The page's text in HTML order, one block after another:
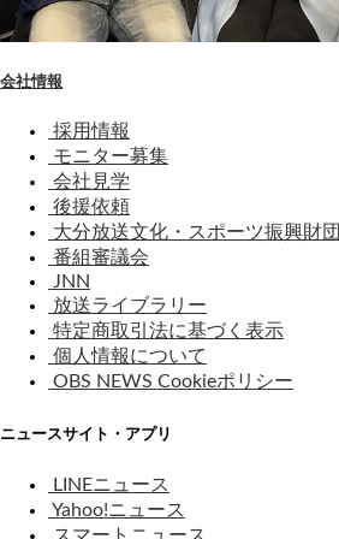
会社情報
採用情報
モニター募集
会社見学
後援依頼
大分放送文化・スポーツ振興財団
番組審議会
JNN
放送ライブラリー
特定商取引法に基づく表示
個人情報について
OBS NEWS Cookieポリシー
ニュースサイト・アプリ
LINEニュース
Yahoo!ニュース
スマートニュース